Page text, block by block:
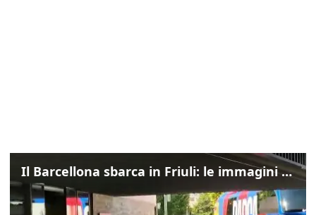
Il Barcellona sbarca in Friuli: le immagini dell'arrivo in albergo